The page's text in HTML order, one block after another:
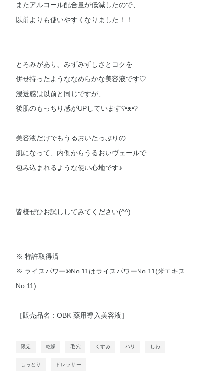
またアルコール配合量が低減したので、
以前よりも使いやすくなりました！！
とろみがあり、みずみずしさとコクを
併せ持ったようななめらかな美容液です♡
浸透感は以前と同じですが、
後肌のもっちり感がUPしていますʕ•ᴥ•ʔ
美容液だけでもうるおいたっぷりの
肌になって、内側からうるおいヴェールで
包み込まれるような使い心地です♪
皆様ぜひお試ししてみてください(^^)
※ 特許取得済
※ ライスパワー®︎No.11はライスパワーNo.11(米エキス
No.11)
［販売品名：OBK 薬用導入美容液］
限定 乾燥 毛穴 くすみ ハリ しわ
しっとり ドレッサー